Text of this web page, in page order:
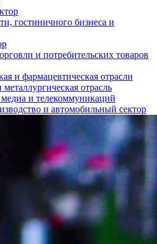
гостиничного бизнеса и
и потребительских товаров
и фармацевтическая отрасли
отрасль
и телекоммуникаций
и автомобильный сектор